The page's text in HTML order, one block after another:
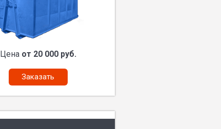
Цена от 20 000 руб.
Заказать